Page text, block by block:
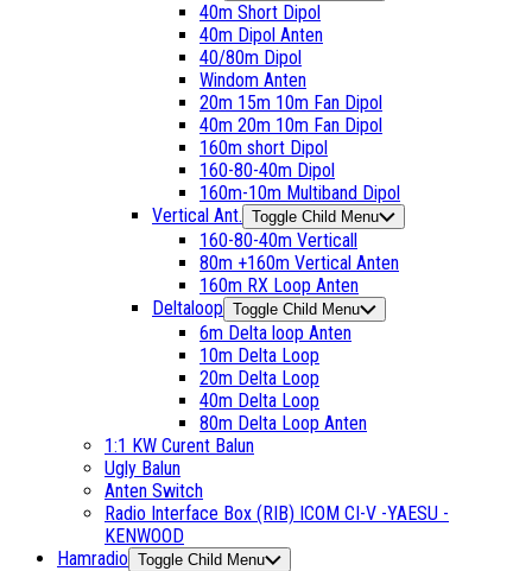
40m Short Dipol
40m Dipol Anten
40/80m Dipol
Windom Anten
20m 15m 10m Fan Dipol
40m 20m 10m Fan Dipol
160m short Dipol
160-80-40m Dipol
160m-10m Multiband Dipol
Vertical Ant. Toggle Child Menu
160-80-40m Verticall
80m +160m Vertical Anten
160m RX Loop Anten
Deltaloop Toggle Child Menu
6m Delta loop Anten
10m Delta Loop
20m Delta Loop
40m Delta Loop
80m Delta Loop Anten
1:1 KW Curent Balun
Ugly Balun
Anten Switch
Radio Interface Box (RIB) ICOM CI-V -YAESU -
KENWOOD
Hamradio Toggle Child Menu